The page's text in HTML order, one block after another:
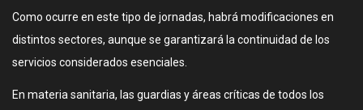
Como ocurre en este tipo de jornadas, habrá modificaciones en
distintos sectores, aunque se garantizará la continuidad de los
servicios considerados esenciales.
En materia sanitaria, las guardias y áreas críticas de todos los